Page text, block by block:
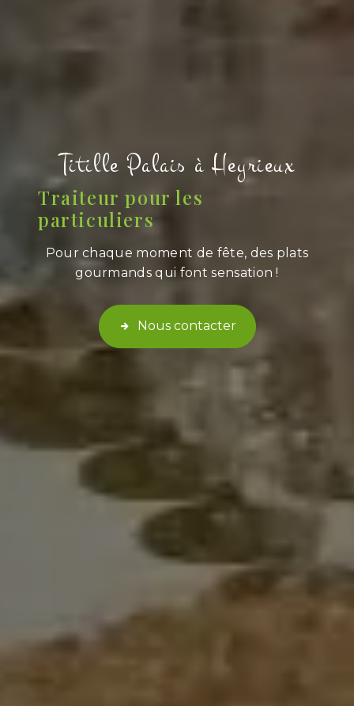
Titille Palais à Heyrieux
Traiteur pour les
particuliers
Pour chaque moment de fête, des plats
gourmands qui font sensation !
Nous contacter